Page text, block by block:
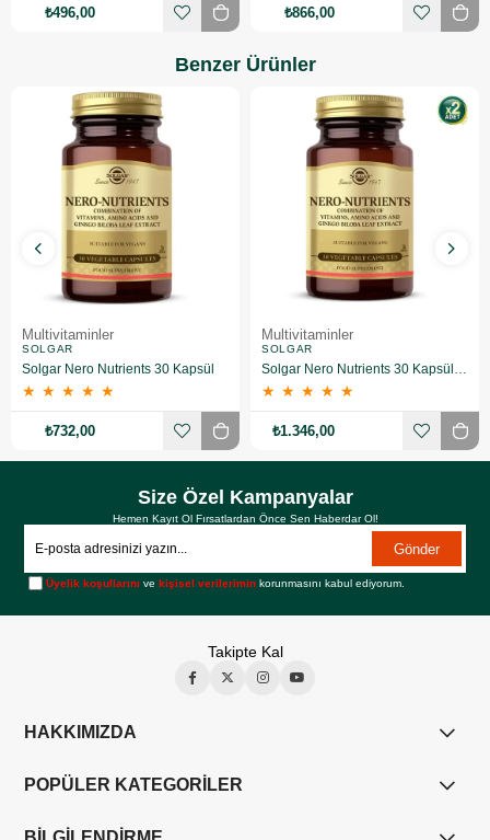
₺496,00 ₺866,00
Benzer Ürünler
Multivitaminler
SOLGAR
Solgar Nero Nutrients 30 Kapsül
★ ★ ★ ★ ★
₺732,00
Multivitaminler
SOLGAR
Solgar Nero Nutrients 30 Kapsül 2 Adet
★ ★ ★ ★ ★
₺1.346,00
Size Özel Kampanyalar
Hemen Kayıt Ol Fırsatlardan Önce Sen Haberdar Ol!
Gönder
Üyelik koşullarını vekişisel verilerimin korunmasını kabul ediyorum.
Takipte Kal
HAKKIMIZDA
POPÜLER KATEGORİLER